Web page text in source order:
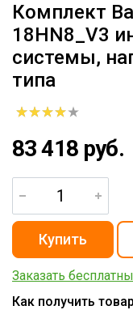
Комплект
18HN8_V3
системы,
типа
83 418 руб.
Заказать
Как получить товар